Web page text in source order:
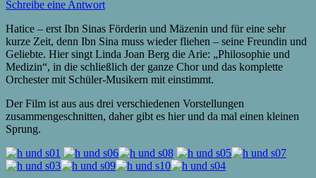
Schreibe eine Antwort
Hatice – erst Ibn Sinas Förderin und Mäzenin und für eine sehr
kurze Zeit, denn Ibn Sina muss wieder fliehen – seine Freundin und
Geliebte. Hier singt Linda Joan Berg die Arie: „Philosophie und
Medizin“, in die schließlich der ganze Chor und das komplette
Orchester mit Schüler-Musikern mit einstimmt.
Der Film ist aus aus drei verschiedenen Vorstellungen
zusammengeschnitten, daher gibt es hier und da mal einen kleinen
Sprung.